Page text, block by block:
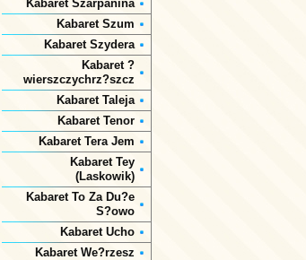
Kabaret Szarpanina
Kabaret Szum
Kabaret Szydera
Kabaret ?
wierszczychrz?szcz
Kabaret Taleja
Kabaret Tenor
Kabaret Tera Jem
Kabaret Tey
(Laskowik)
Kabaret To Za Du?e
S?owo
Kabaret Ucho
Kabaret We?rzesz